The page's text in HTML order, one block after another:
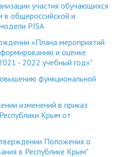
участия обучающихся
в общероссийской и
PISA
«Плана мероприятий
и оценке
- 2022 учебный год»"
функциональной
изменений в приказ
Крым от
Положения о
в Республике Крым"